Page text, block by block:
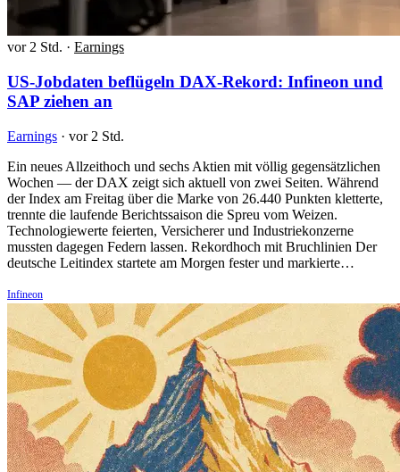
vor 2 Std. · Earnings
US-Jobdaten beflügeln DAX-Rekord: Infineon und
SAP ziehen an
Earnings · vor 2 Std.
Ein neues Allzeithoch und sechs Aktien mit völlig gegensätzlichen
Wochen — der DAX zeigt sich aktuell von zwei Seiten. Während
der Index am Freitag über die Marke von 26.440 Punkten kletterte,
trennte die laufende Berichtssaison die Spreu vom Weizen.
Technologiewerte feierten, Versicherer und Industriekonzerne
mussten dagegen Federn lassen. Rekordhoch mit Bruchlinien Der
deutsche Leitindex startete am Morgen fester und markierte…
Infineon